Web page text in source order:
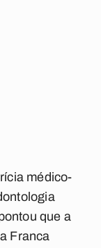
médico-
que a
Franca